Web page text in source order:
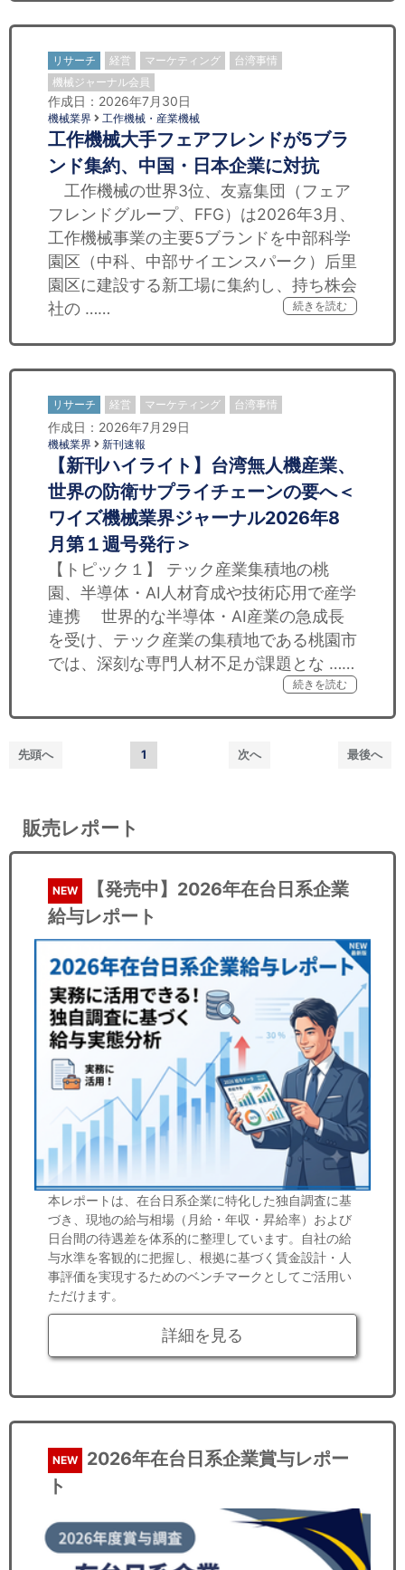
リサーチ 経営 マーケティング
台湾事情
機械ジャーナル会員
作成日：2026年7月30日
機械業界 工作機械・産業機械
工作機械大手フェアフレンドが5ブラ
ンド集約、中国・日本企業に対抗
工作機械の世界3位、友嘉集団（フェア
フレンドグループ、FFG）は2026年3月、
工作機械事業の主要5ブランドを中部科学
園区（中科、中部サイエンスパーク）后里
園区に建設する新工場に集約し、持ち株会
社の ……
続きを読む
リサーチ 経営 マーケティング 台湾事情
作成日：2026年7月29日
機械業界 新刊速報
【新刊ハイライト】台湾無人機産業、
世界の防衛サプライチェーンの要へ＜
ワイズ機械業界ジャーナル2026年8
月第１週号発行＞
【トピック１】 テック産業集積地の桃
園、半導体・AI人材育成や技術応用で産学
連携 世界的な半導体・AI産業の急成長
を受け、テック産業の集積地である桃園市
では、深刻な専門人材不足が課題とな ……
続きを読む
先頭へ 1 次へ 最後へ
販売レポート
NEW
【発売中】2026年在台日系企業
給与レポート
本レポートは、在台日系企業に特化した独自調査に基
づき、現地の給与相場（月給・年収・昇給率）および
日台間の待遇差を体系的に整理しています。自社の給
与水準を客観的に把握し、根拠に基づく賃金設計・人
事評価を実現するためのベンチマークとしてご活用い
ただけます。
詳細を見る
NEW
2026年在台日系企業賞与レポー
ト